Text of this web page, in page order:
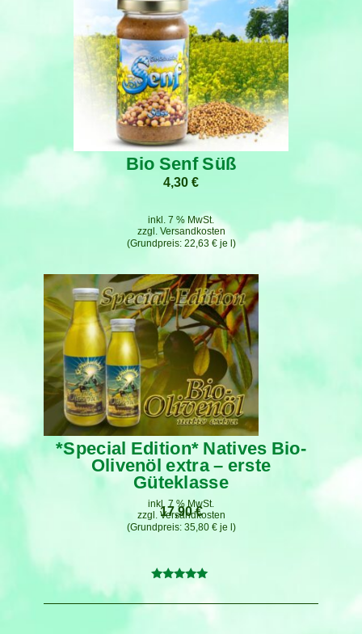
Bio Senf Süß
4,30 €
22,63 €je l
inkl. 7 % MwSt.
zzgl. Versandkosten
*Special Edition* Natives Bio-
Olivenöl extra – erste
Güteklasse
17,90€
35,80 €je
inkl. 7 % MwSt.
zzgl. Versandkosten